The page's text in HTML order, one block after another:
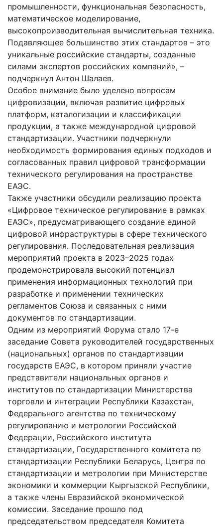
промышленности, функциональная безопасность,
математическое моделирование,
высокопроизводительная вычислительная техника.
Подавляющее большинство этих стандартов – это
уникальные российские стандарты, созданные
силами экспертов российских компаний», –
подчеркнул Антон Шалаев.
Особое внимание было уделено вопросам
цифровизации, включая развитие цифровых
платформ, каталогизации и классификации
продукции, а также международной цифровой
стандартизации. Участники подчеркнули
необходимость формирования единых подходов и
согласованных правил цифровой трансформации
технического регулирования на пространстве
ЕАЭС.
Также участники обсудили реализацию проекта
«Цифровое техническое регулирование в рамках
ЕАЭС», предусматривающего создание единой
цифровой инфраструктуры в сфере технического
регулирования. Последовательная реализация
мероприятий проекта в 2023–2025 годах
продемонстрировала высокий потенциал
применения информационных технологий при
разработке и применении технических
регламентов Союза и связанных с ними
документов по стандартизации.
Одним из мероприятий Форума стало 17-е
заседание Совета руководителей государственных
(национальных) органов по стандартизации
государств ЕАЭС, в котором приняли участие
представители национальных органов и
институтов по стандартизации Министерства
торговли и интеграции Республики Казахстан,
Федерального агентства по техническому
регулированию и метрологии Российской
Федерации, Российского института
стандартизации, Государственного комитета по
стандартизации Республики Беларусь, Центра по
стандартизации и метрологии при Министерстве
экономики и коммерции Кыргызской Республики,
а также члены Евразийской экономической
комиссии. Заседание прошло под
председательством председателя Комитета